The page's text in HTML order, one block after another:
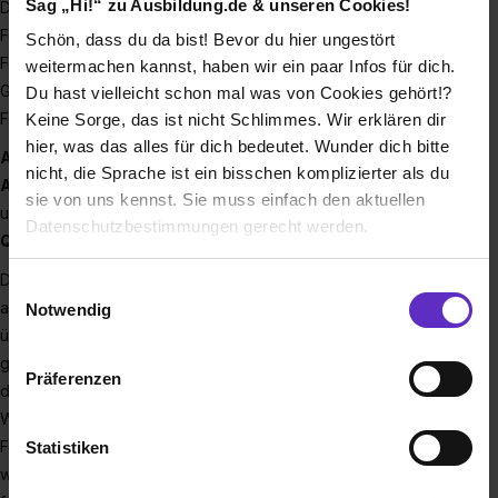
Sag „Hi!“ zu Ausbildung.de & unseren Cookies!
Schön, dass du da bist! Bevor du hier ungestört
weitermachen kannst, haben wir ein paar Infos für dich.
Du hast vielleicht schon mal was von Cookies gehört!?
Keine Sorge, das ist nicht Schlimmes. Wir erklären dir
hier, was das alles für dich bedeutet. Wunder dich bitte
nicht, die Sprache ist ein bisschen komplizierter als du
sie von uns kennst. Sie muss einfach den aktuellen
Datenschutzbestimmungen gerecht werden.
Benutzung der Webseite getroffenen Einstellungen zu
Webseite zu analysieren („Statistiken“), um
Informationen zu deiner Verwendung unserer Website an
Einwilligungsauswahl
Notwendig
Präferenzen
Statistiken
Das MPIK ist eines von 86 Instituten und
Forschungseinrichtungen der Max-Planck-Gesellschaft zur
Förderung der Wissenschaften e.V. Die
Grundlagenforschung konzentriert sich auf zwei
Forschungsgebiete
Astroteilchenphysik (Synergien von Teilchenphysik und
Astrophysik)
und
Quantendynamik (Dynamik von Atomen und Molekülen).
Derzeit gibt es fünf wissenschaftliche Abteilungen,
außerdem einige selbstständige Forschungsgruppen, die
überwiegend von jungen Physikern bzw. Physikerinnen
geleitet werden. Am Institut arbeiten etwa 400 Personen,
davon rund 130 Wissenschaftler und 100 Doktoranden.
Wissenschaftler des MPIK arbeiten mit anderen
Forschungsgruppen in der ganzen Welt zusammen. Sie
wirken in zahlreichen internationalen Kollaborationen teils